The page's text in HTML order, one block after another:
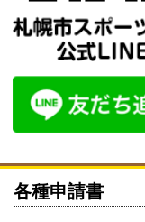
各種申請書